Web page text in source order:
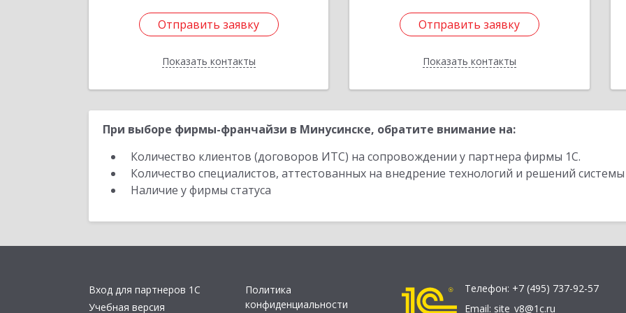
Отправить заявку
Показать контакты
Отправить заявку
Назад
Отправить заявку
Показать контакты
Отправить заявку
Назад
При выборе фирмы-франчайзи в Минусинске, обратите внимание на:
Количество клиентов (договоров ИТС) на сопровождении у партнера фирмы 1С.
Количество специалистов, аттестованных на внедрение технологий и решений
Наличие у фирмы статуса
Вход для партнеров 1С
Учебная версия
Политика
конфиденциальности
Телефон: +7 (495) 737-92-57
Email: site_v8@1c.ru